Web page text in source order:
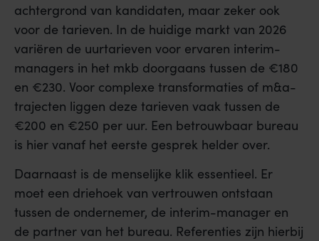
achtergrond van kandidaten, maar zeker ook
voor de tarieven. In de huidige markt van 2026
variëren de uurtarieven voor ervaren interim-
managers in het mkb doorgaans tussen de €180
en €230. Voor complexe transformaties of m&a-
trajecten liggen deze tarieven vaak tussen de
€200 en €250 per uur. Een betrouwbaar bureau
is hier vanaf het eerste gesprek helder over.
Daarnaast is de menselijke klik essentieel. Er
moet een driehoek van vertrouwen ontstaan
tussen de ondernemer, de interim-manager en
de partner van het bureau. Referenties zijn hierbij